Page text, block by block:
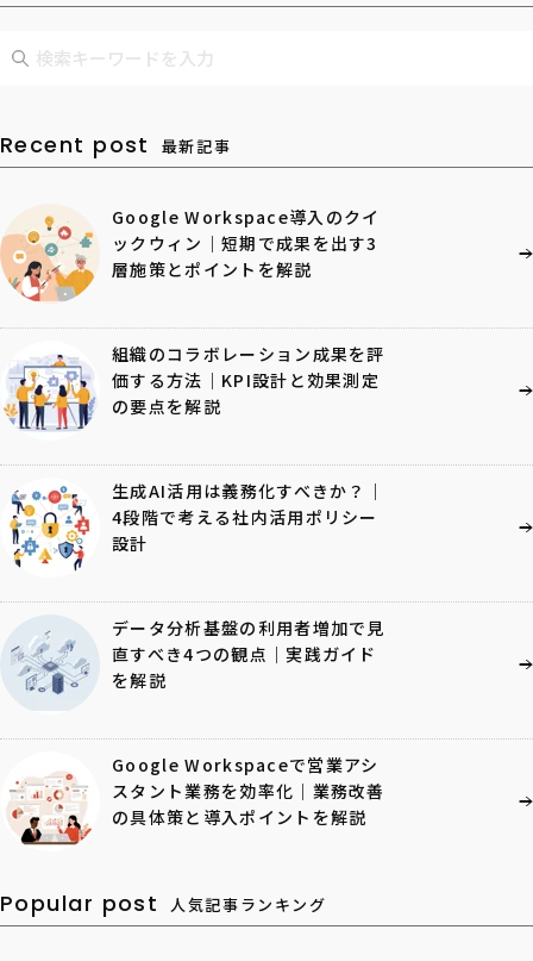
Recent post 最新記事
Google Workspace導入のクイ
ックウィン｜短期で成果を出す3
層施策とポイントを解説
組織のコラボレーション成果を評
価する方法｜KPI設計と効果測定
の要点を解説
生成AI活用は義務化すべきか？｜
4段階で考える社内活用ポリシー
設計
データ分析基盤の利用者増加で見
直すべき4つの観点｜実践ガイド
を解説
Google Workspaceで営業アシ
スタント業務を効率化｜業務改善
の具体策と導入ポイントを解説
Popular post 人気記事ランキング